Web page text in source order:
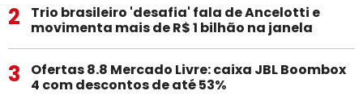
2
Trio brasileiro 'desafia' fala de Ancelotti e
movimenta mais de R$ 1 bilhão na janela
3
Ofertas 8.8 Mercado Livre: caixa JBL Boombox
4 com descontos de até 53%